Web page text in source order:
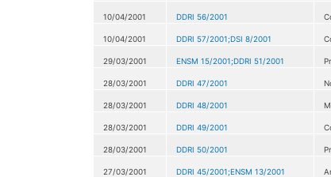
10/04/2001 DDRI 56/2001
10/04/2001 DDRI 57/2001;DSI 8/2001
29/03/2001 ENSM 15/2001;DDRI 51/2001
28/03/2001 DDRI 47/2001
28/03/2001 DDRI 48/2001
28/03/2001 DDRI 49/2001
28/03/2001 DDRI 50/2001
27/03/2001 DDRI 45/2001;ENSM 13/2001